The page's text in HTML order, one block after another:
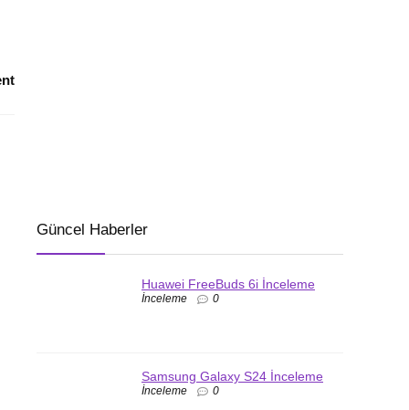
Güncel Haberler
Huawei FreeBuds 6i İnceleme
İnceleme 0
Samsung Galaxy S24 İnceleme
İnceleme 0